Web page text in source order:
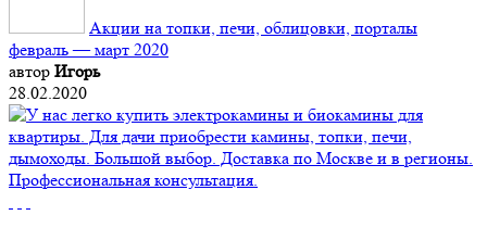
Акции на топки, печи, облицовки, порталы
февраль — март 2020
автор Игорь
28.02.2020